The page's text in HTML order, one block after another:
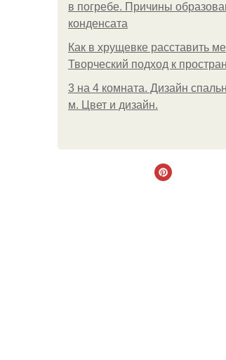
в погребе. Причины
конденсата
Как в хрущевке расставить
Творческий подход к
3 на 4 комната. Дизайн
м. Цвет и дизайн.